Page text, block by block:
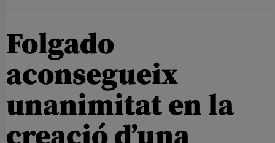
Folgado
aconsegueix
unanimitat en la